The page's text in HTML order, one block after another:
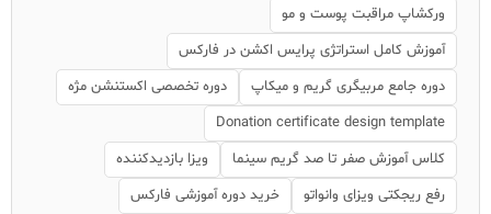
ورکشاپ مراقبت پوست و مو
آموزش کامل استراتژی پرایس اکشن در فارکس
دوره جامع مربیگری گریم و میکاپ
دوره تخصصی اکستنشن مژه
Donation certificate design template
کلاس آموزش صفر تا صد گریم سینما
ویزا بازدیدکننده
رفع ریجکتی ویزای وانواتو
خرید دوره آموزشی فارکس